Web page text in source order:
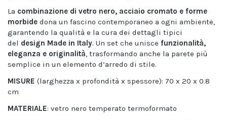
La combinazione di vetro nero, acciaio cromato e forme
morbide dona un fascino contemporaneo a ogni ambiente,
garantendo la qualità e la cura dei dettagli tipici
del design Made in Italy. Un set che unisce funzionalità,
eleganza e originalità, trasformando anche la parete più
semplice in un elemento d’arredo di stile.
MISURE (larghezza x profondità x spessore): 70 x 20 x 0.8
cm
MATERIALE: vetro nero temperato termoformato